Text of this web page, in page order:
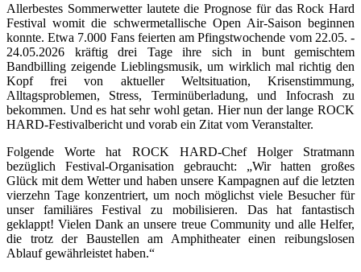
Allerbestes Sommerwetter lautete die Prognose für das Rock Hard
Festival womit die schwermetallische Open Air-Saison beginnen
konnte. Etwa 7.000 Fans feierten am Pfingstwochende vom 22.05. -
24.05.2026 kräftig drei Tage ihre sich in bunt gemischtem
Bandbilling zeigende Lieblingsmusik, um wirklich mal richtig den
Kopf frei von aktueller Weltsituation, Krisenstimmung,
Alltagsproblemen, Stress, Terminüberladung, und Infocrash zu
bekommen. Und es hat sehr wohl getan. Hier nun der lange ROCK
HARD-Festivalbericht und vorab ein Zitat vom Veranstalter.
Folgende Worte hat ROCK HARD-Chef Holger Stratmann
bezüglich Festival-Organisation gebraucht: „Wir hatten großes
Glück mit dem Wetter und haben unsere Kampagnen auf die letzten
vierzehn Tage konzentriert, um noch möglichst viele Besucher für
unser familiäres Festival zu mobilisieren. Das hat fantastisch
geklappt! Vielen Dank an unsere treue Community und alle Helfer,
die trotz der Baustellen am Amphitheater einen reibungslosen
Ablauf gewährleistet haben.“